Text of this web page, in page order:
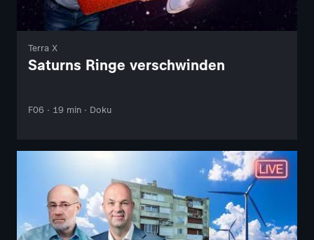
Terra X
Saturns Ringe verschwinden
F06 · 19 min · Doku